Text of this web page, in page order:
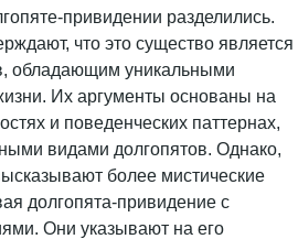
привидении разделились.
что это существо является
обладающим уникальными
Их аргументы основаны на
и поведенческих паттернах,
видами долгопятов. Однако,
более мистические
долгопята-привидение с
Они указывают на его